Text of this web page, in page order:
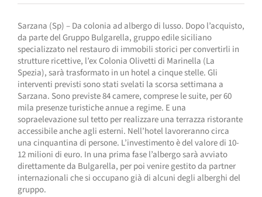
Sarzana (Sp) – Da colonia ad albergo di lusso. Dopo l’acquisto,
da parte del Gruppo Bulgarella, gruppo edile siciliano
specializzato nel restauro di immobili storici per convertirli in
strutture ricettive, l’ex Colonia Olivetti di Marinella (La
Spezia), sarà trasformato in un hotel a cinque stelle. Gli
interventi previsti sono stati svelati la scorsa settimana a
Sarzana. Sono previste 84 camere, comprese le suite, per 60
mila presenze turistiche annue a regime. E una
sopraelevazione sul tetto per realizzare una terrazza ristorante
accessibile anche agli esterni. Nell’hotel lavoreranno circa
una cinquantina di persone. L’investimento è del valore di 10-
12 milioni di euro. In una prima fase l’albergo sarà avviato
direttamente da Bulgarella, per poi venire gestito da partner
internazionali che si occupano già di alcuni degli alberghi del
gruppo.